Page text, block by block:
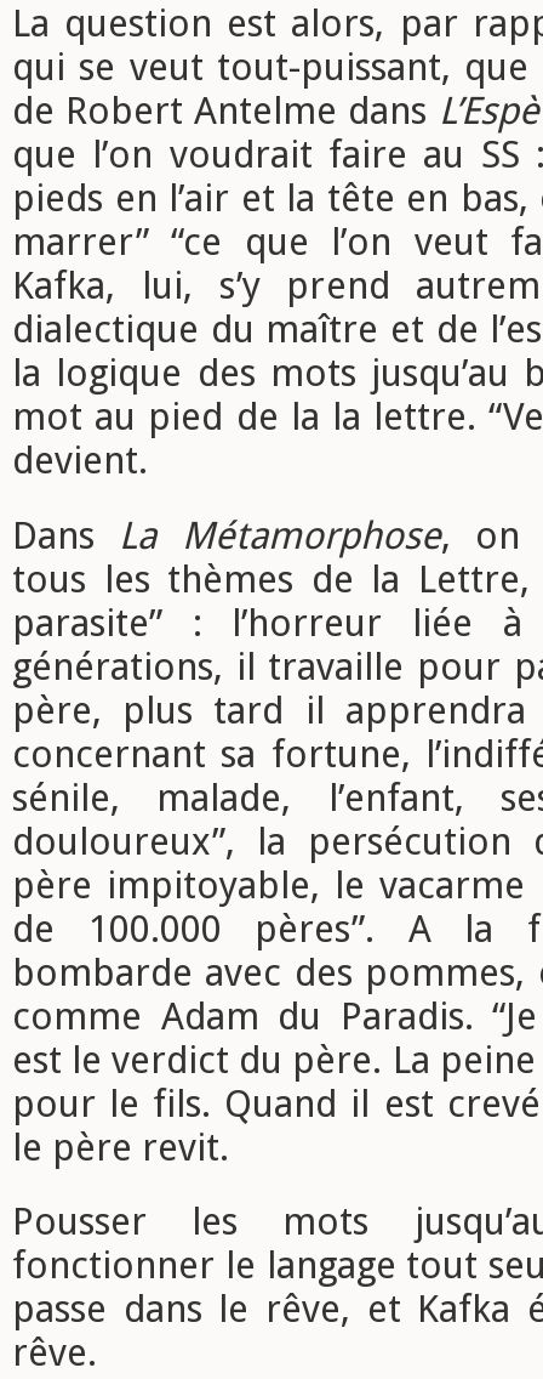
La question est alors, par
qui se veut tout-puissant, que
de Robert Antelme dans
que l’on voudrait faire au
pieds en l’air et la tête en
marrer” “ce que l’on veut
Kafka, lui, s’y prend
dialectique du maître et de
la logique des mots
mot au pied de la la lettre.
devient.
Dans La Métamorphose, on
tous les thèmes de la
parasite” : l’horreur liée à
générations, il travaille pour
père, plus tard il apprendra
concernant sa fortune,
sénile, malade, l’enfant,
douloureux”, la
père impitoyable, le vacarme
de 100.000 pères”. A
bombarde avec des pommes,
comme Adam du Paradis.
est le verdict du père. La
pour le fils. Quand il est
le père revit.
Pousser les mots
fonctionner le langage tout
passe dans le rêve, et Kafka
rêve.